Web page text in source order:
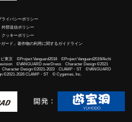
ライバシーポリシー
外部送信ポリシー
クッキーポリシー
ガード」著作物の利用に関するガイドライン
東京 ©Project Vanguard2018 ©Project Vanguard2019/Aichi
©VANGUARD overDress Character Design ©2021
Design ©2021-2023 CLAMP・ST ©VANGUARD
©2021-2026 CLAMP・ST © Cygames, Inc.